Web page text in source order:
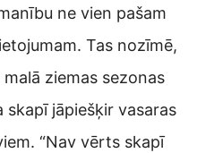
ne vien pašam
Tas nozīmē,
ziemas sezonas
jāpiešķir vasaras
“Nav vērts skapī